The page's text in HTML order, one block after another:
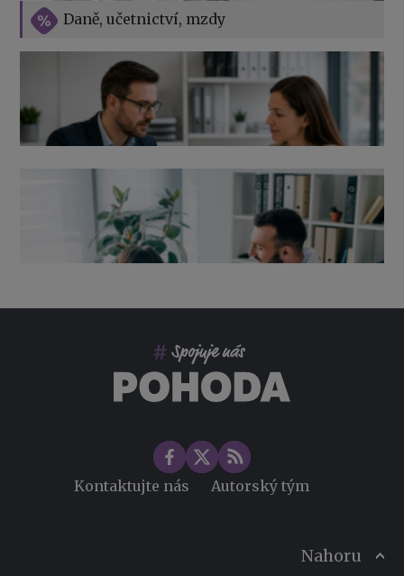
Daně, učetnictví, mzdy
Vše o překážkách v práci na straně zaměstnavatele
Výpověď ze zdravotních důvodů 2026 – průvodce pro
zaměstnavatele
Kontaktujte nás Autorský tým
Nahoru